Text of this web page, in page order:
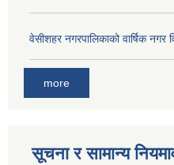
वेसीशहर नगरपालिकाको वार्षिक
more
सूचना र सामान्य